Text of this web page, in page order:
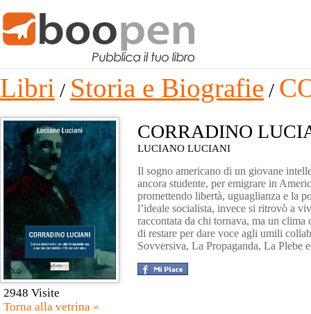
Libri / Storia e Biografie /
2948 Visite
Torna alla vetrina »
CORRADINO
LUCIANO LUCIANI
Il sogno americano di un giovane
ancora studente, per emigrare in
promettendo libertà, uguaglianza e la
l’ideale socialista, invece si ritrovò a
raccontata da chi tornava, ma un
di restare per dare voce agli umili
Sovversiva, La Propaganda, La Plebe